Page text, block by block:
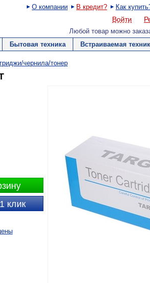
О компании В кредит? Как
Войти
Любой товар можно
Бытовая техника Встраиваемая
чернила/тонер
клик